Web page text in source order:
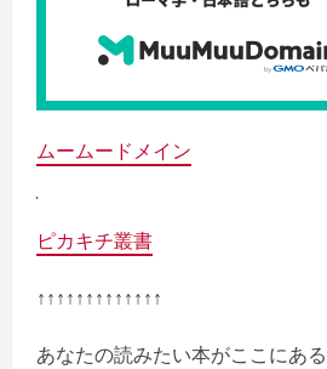
ムームードメイン
ピカキチ叢書
↑↑↑↑↑↑↑↑↑↑↑↑↑
あなたの読みたい本がここにある